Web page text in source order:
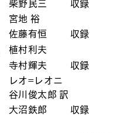
柴野民三
収録
宮地 裕
佐藤有恒
収録
植村利夫
寺村輝夫 収録
レオ=レオニ
谷川俊太郎 訳
大沼鉄郎
収録